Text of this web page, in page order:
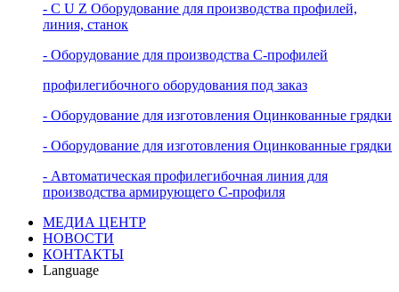
- C U Z Оборудование для производства профилей,
линия, станок
- Оборудование для производства С-профилей
профилегибочного оборудования под заказ
- Oборудование для изготовления Оцинкованные грядки
- Oборудование для изготовления Оцинкованные грядки
- Автоматическая профилегибочная линия для
производства армирующего C-профиля
МЕДИА ЦЕНТР
НОВОСТИ
КОНТАКТЫ
Language